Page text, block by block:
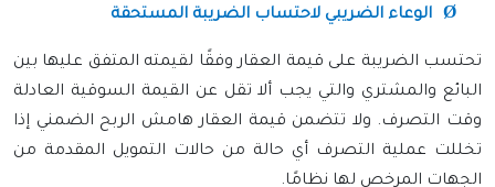
Ø الوعاء الضريبي لاحتساب الضريبة المستحقة
تحتسب الضريبة على قيمة العقار وفقًا لقيمته المتفق عليها بين
البائع والمشتري والتي يجب ألا تقل عن القيمة السوقية العادلة
وقت التصرف. ولا تتضمن قيمة العقار هامش الربح الضمني إذا
تخللت عملية التصرف أي حالة من حالات التمويل المقدمة من
الجهات المرخص لها نظامًا.